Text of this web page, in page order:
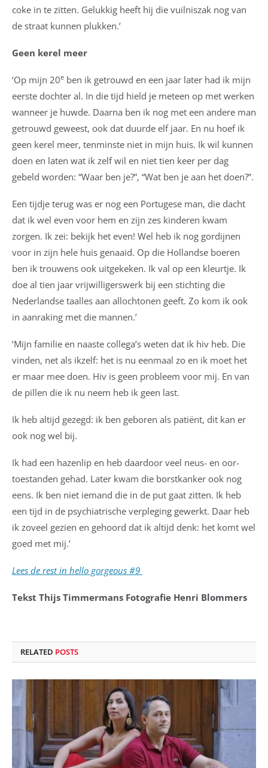
coke in te zitten. Gelukkig heeft hij die vuilniszak nog van
de straat kunnen plukken.’
Geen kerel meer
‘Op mijn 20e ben ik getrouwd en een jaar later had ik mijn
eerste dochter al. In die tijd hield je meteen op met werken
wanneer je huwde. Daarna ben ik nog met een andere man
getrouwd geweest, ook dat duurde elf jaar. En nu hoef ik
geen kerel meer, tenminste niet in mijn huis. Ik wil kunnen
doen en laten wat ik zelf wil en niet tien keer per dag
gebeld worden: “Waar ben je?”, “Wat ben je aan het doen?”.
Een tijdje terug was er nog een Portugese man, die dacht
dat ik wel even voor hem en zijn zes kinderen kwam
zorgen. Ik zei: bekijk het even! Wel heb ik nog gordijnen
voor in zijn hele huis genaaid. Op die Hollandse boeren
ben ik trouwens ook uitgekeken. Ik val op een kleurtje. Ik
doe al tien jaar vrijwilligerswerk bij een stichting die
Nederlandse taalles aan allochtonen geeft. Zo kom ik ook
in aanraking met die mannen.’
‘Mijn familie en naaste collega’s weten dat ik hiv heb. Die
vinden, net als ikzelf: het is nu eenmaal zo en ik moet het
er maar mee doen. Hiv is geen probleem voor mij. En van
de pillen die ik nu neem heb ik geen last.
Ik heb altijd gezegd: ik ben geboren als patiënt, dit kan er
ook nog wel bij.
Ik had een hazenlip en heb daardoor veel neus- en oor-
toestanden gehad. Later kwam die borstkanker ook nog
eens. Ik ben niet iemand die in de put gaat zitten. Ik heb
een tijd in de psychiatrische verpleging gewerkt. Daar heb
ik zoveel gezien en gehoord dat ik altijd denk: het komt wel
goed met mij.’
Lees de rest in hello gorgeous #9
Tekst Thijs Timmermans Fotografie Henri Blommers
RELATED POSTS